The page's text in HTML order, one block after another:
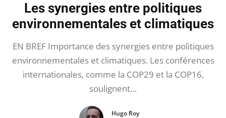
Les synergies entre politiques
environnementales et climatiques
EN BREF Importance des synergies entre politiques
environnementales et climatiques. Les conférences
internationales, comme la COP29 et la COP16,
soulignent…
Hugo Roy